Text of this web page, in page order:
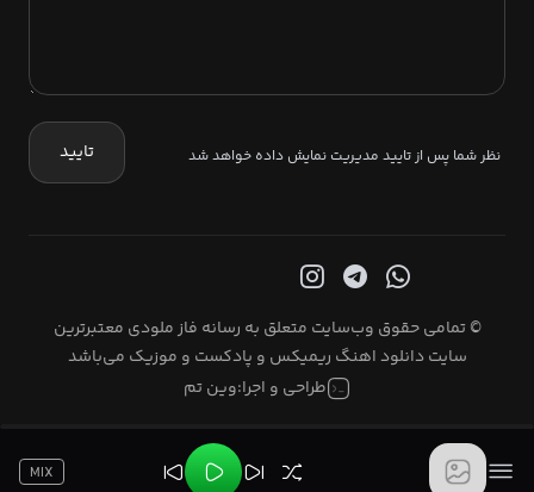
نظر شما پس از تایید مدیریت نمایش داده خواهد شد تایید
© تمامی حقوق وب‌سایت متعلق به رسانه فاز ملودی معتبرترین
سایت دانلود اهنگ ریمیکس و پادکست و موزیک می‌باشد
طراحی و اجرا:وین تم
MIX